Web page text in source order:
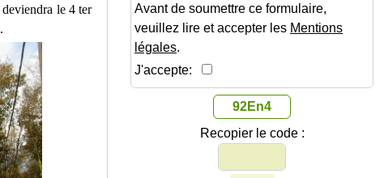
le 4 ter
Avant de soumettre ce formulaire,
veuillez lire et accepter les Mentions
légales.
J'accepte:
92En4
Recopier le code :